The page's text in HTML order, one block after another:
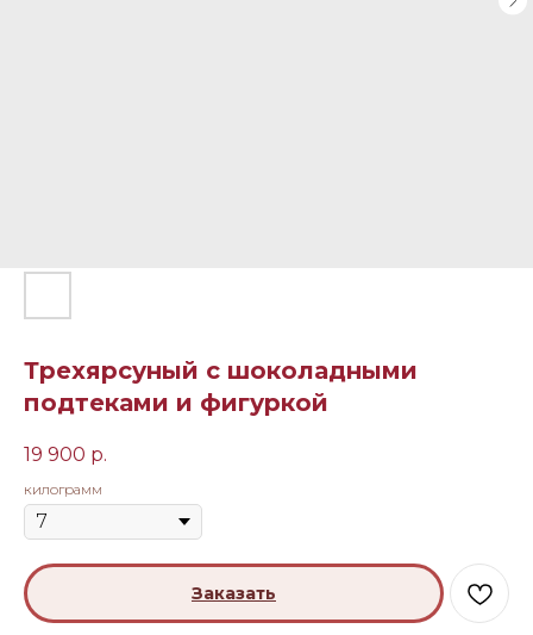
Трехярсуный с шоколадными
подтеками и фигуркой
19 900 р.
килограмм
Заказать